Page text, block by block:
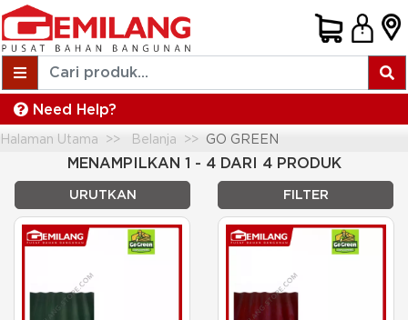
Need Help?
Halaman Utama Belanja GO GREEN
MENAMPILKAN 1 - 4 DARI 4 PRODUK
URUTKAN FILTER